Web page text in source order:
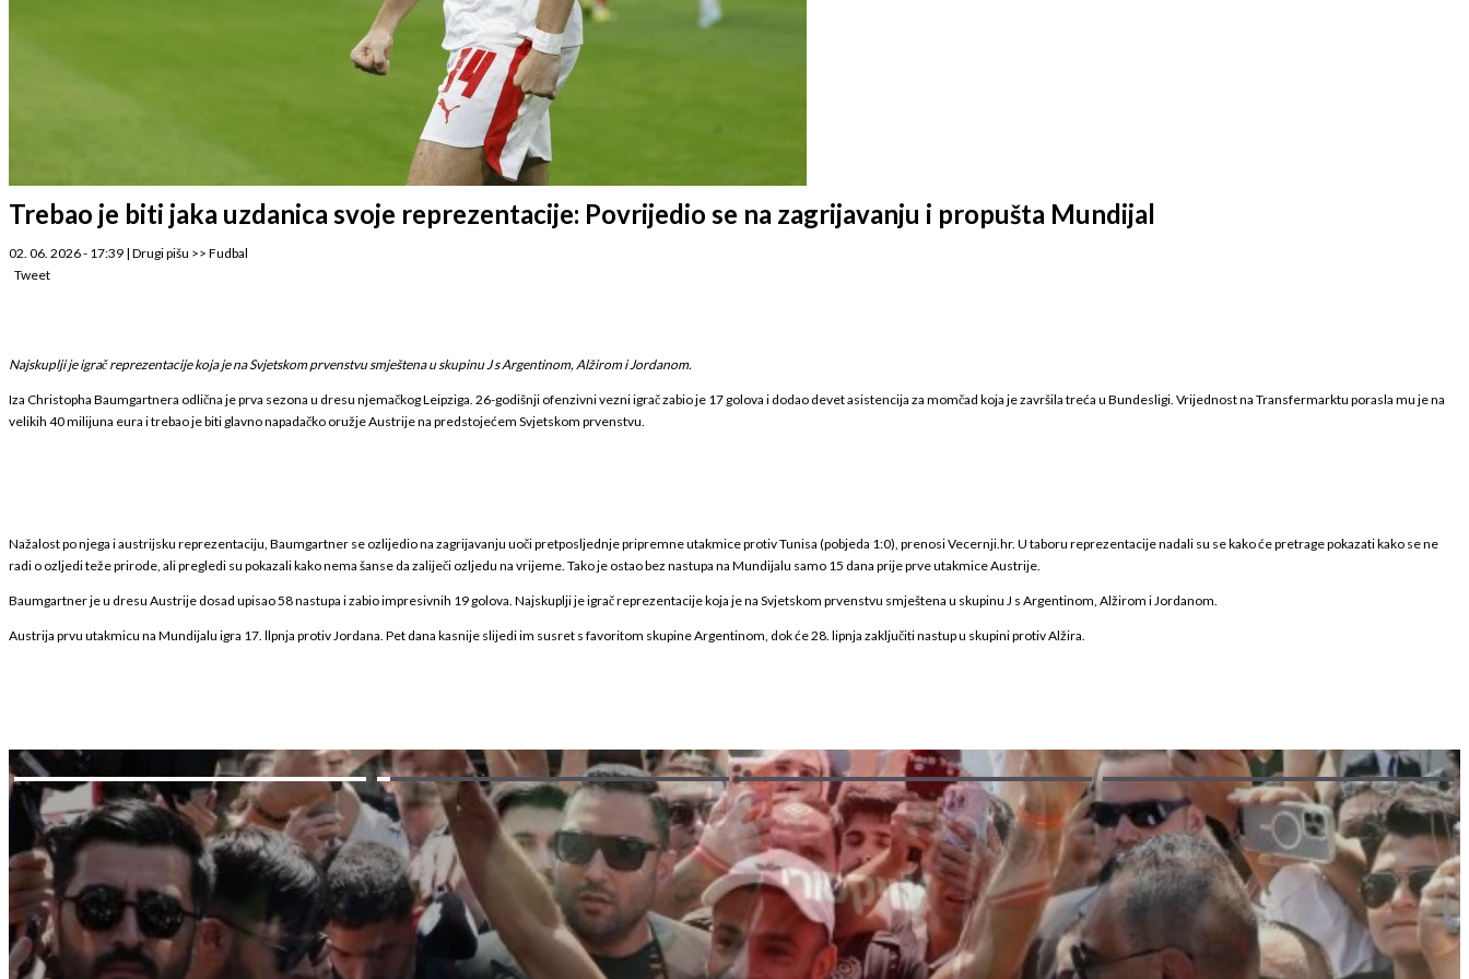
Trebao je biti jaka uzdanica svoje reprezentacije: Povrijedio se na zagrijavanju i propušta Mundijal
02. 06. 2026 - 17:39 | Drugi pišu >> Fudbal
Tweet
Najskuplji je igrač reprezentacije koja je na Svjetskom prvenstvu smještena u skupinu J s Argentinom, Alžirom i Jordanom.
Iza Christopha Baumgartnera odlična je prva sezona u dresu njemačkog Leipziga. 26-godišnji ofenzivni vezni igrač zabio je 17 golova i dodao devet asistencija za momčad koja je završila treća u Bundesligi. Vrijednost na Transfermarktu porasla mu je na
velikih 40 milijuna eura i trebao je biti glavno napadačko oružje Austrije na predstojećem Svjetskom prvenstvu.
Nažalost po njega i austrijsku reprezentaciju, Baumgartner se ozlijedio na zagrijavanju uoči pretposljednje pripremne utakmice protiv Tunisa (pobjeda 1:0), prenosi Vecernji.hr. U taboru reprezentacije nadali su se kako će pretrage pokazati kako se ne
radi o ozljedi teže prirode, ali pregledi su pokazali kako nema šanse da zaliječi ozljedu na vrijeme. Tako je ostao bez nastupa na Mundijalu samo 15 dana prije prve utakmice Austrije.
Baumgartner je u dresu Austrije dosad upisao 58 nastupa i zabio impresivnih 19 golova. Najskuplji je igrač reprezentacije koja je na Svjetskom prvenstvu smještena u skupinu J s Argentinom, Alžirom i Jordanom.
Austrija prvu utakmicu na Mundijalu igra 17. llpnja protiv Jordana. Pet dana kasnije slijedi im susret s favoritom skupine Argentinom, dok će 28. lipnja zaključiti nastup u skupini protiv Alžira.